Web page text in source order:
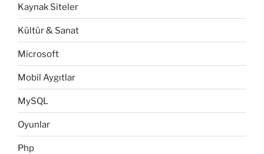
Kaynak Siteler
Kültür & Sanat
Microsoft
Mobil Aygıtlar
MySQL
Oyunlar
Php